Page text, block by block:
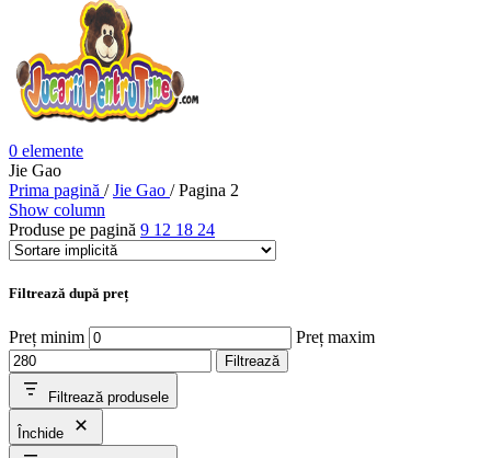
0 elemente
Jie Gao
Prima pagină / Jie Gao / Pagina 2
Show column
Produse pe pagină 9 12 18 24
Filtrează după preț
Preț minim Preț maxim
Filtrează
Filtrează produsele
Închide